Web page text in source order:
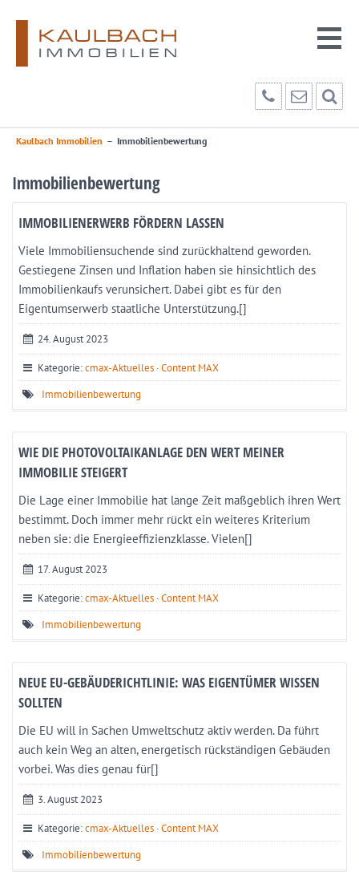
Kaulbach Immobilien – Immobilienbewertung
Immobilienbewertung
IMMOBILIENERWERB FÖRDERN LASSEN
Viele Immobiliensuchende sind zurückhaltend geworden.
Gestiegene Zinsen und Inflation haben sie hinsichtlich des
Immobilienkaufs verunsichert. Dabei gibt es für den
Eigentumserwerb staatliche Unterstützung.[]
24. August 2023
Kategorie:cmax-Aktuelles ·Content MAX
Immobilienbewertung
WIE DIE PHOTOVOLTAIKANLAGE DEN WERT MEINER
IMMOBILIE STEIGERT
Die Lage einer Immobilie hat lange Zeit maßgeblich ihren Wert
bestimmt. Doch immer mehr rückt ein weiteres Kriterium
neben sie: die Energieeffizienzklasse. Vielen[]
17. August 2023
Kategorie:cmax-Aktuelles ·Content MAX
Immobilienbewertung
NEUE EU-GEBÄUDERICHTLINIE: WAS EIGENTÜMER WISSEN
SOLLTEN
Die EU will in Sachen Umweltschutz aktiv werden. Da führt
auch kein Weg an alten, energetisch rückständigen Gebäuden
vorbei. Was dies genau für[]
3. August 2023
Kategorie:cmax-Aktuelles ·Content MAX
Immobilienbewertung